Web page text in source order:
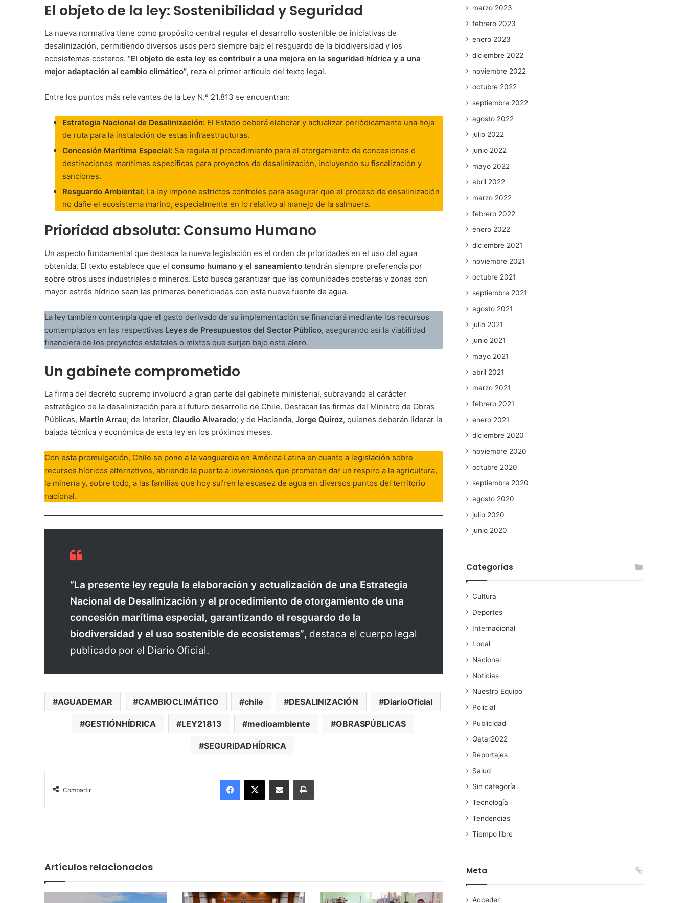
El objeto de la ley: Sostenibilidad y Seguridad
La nueva normativa tiene como propósito central regular el desarrollo sostenible de iniciativas de
desalinización, permitiendo diversos usos pero siempre bajo el resguardo de la biodiversidad y los
ecosistemas costeros. “El objeto de esta ley es contribuir a una mejora en la seguridad hídrica y a una
mejor adaptación al cambio climático”, reza el primer artículo del texto legal.
Entre los puntos más relevantes de la Ley N.º 21.813 se encuentran:
Estrategia Nacional de Desalinización: El Estado deberá elaborar y actualizar periódicamente una hoja
de ruta para la instalación de estas infraestructuras.
Concesión Marítima Especial: Se regula el procedimiento para el otorgamiento de concesiones o
destinaciones marítimas específicas para proyectos de desalinización, incluyendo su fiscalización y
sanciones.
Resguardo Ambiental: La ley impone estrictos controles para asegurar que el proceso de desalinización
no dañe el ecosistema marino, especialmente en lo relativo al manejo de la salmuera.
Prioridad absoluta: Consumo Humano
Un aspecto fundamental que destaca la nueva legislación es el orden de prioridades en el uso del agua
obtenida. El texto establece que el consumo humano y el saneamiento tendrán siempre preferencia por
sobre otros usos industriales o mineros. Esto busca garantizar que las comunidades costeras y zonas con
mayor estrés hídrico sean las primeras beneficiadas con esta nueva fuente de agua.
La ley también contempla que el gasto derivado de su implementación se financiará mediante los recursos
contemplados en las respectivas Leyes de Presupuestos del Sector Público, asegurando así la viabilidad
financiera de los proyectos estatales o mixtos que surjan bajo este alero.
Un gabinete comprometido
La firma del decreto supremo involucró a gran parte del gabinete ministerial, subrayando el carácter
estratégico de la desalinización para el futuro desarrollo de Chile. Destacan las firmas del Ministro de Obras
Públicas, Martín Arrau; de Interior, Claudio Alvarado; y de Hacienda, Jorge Quiroz, quienes deberán liderar la
bajada técnica y económica de esta ley en los próximos meses.
Con esta promulgación, Chile se pone a la vanguardia en América Latina en cuanto a legislación sobre
recursos hídricos alternativos, abriendo la puerta a inversiones que prometen dar un respiro a la agricultura,
la minería y, sobre todo, a las familias que hoy sufren la escasez de agua en diversos puntos del territorio
nacional.
“La presente ley regula la elaboración y actualización de una Estrategia
Nacional de Desalinización y el procedimiento de otorgamiento de una
concesión marítima especial, garantizando el resguardo de la
biodiversidad y el uso sostenible de ecosistemas”, destaca el cuerpo legal
publicado por el Diario Oficial.
AGUADEMAR CAMBIOCLIMÁTICO chile DESALINIZACIÓN DiarioOficial
GESTIÓNHÍDRICA LEY21813 medioambiente OBRASPÚBLICAS
SEGURIDADHÍDRICA
Compartir
Facebook
X Enviar vía email Imprimir
Artículos relacionados
marzo 2023
febrero 2023
enero 2023
diciembre 2022
noviembre 2022
octubre 2022
septiembre 2022
agosto 2022
julio 2022
junio 2022
mayo 2022
abril 2022
marzo 2022
febrero 2022
enero 2022
diciembre 2021
noviembre 2021
octubre 2021
septiembre 2021
agosto 2021
julio 2021
junio 2021
mayo 2021
abril 2021
marzo 2021
febrero 2021
enero 2021
diciembre 2020
noviembre 2020
octubre 2020
septiembre 2020
agosto 2020
julio 2020
junio 2020
Categorías
Cultura
Deportes
Internacional
Local
Nacional
Noticias
Nuestro Equipo
Policial
Publicidad
Qatar2022
Reportajes
Salud
Sin categoría
Tecnología
Tendencias
Tiempo libre
Meta
Acceder